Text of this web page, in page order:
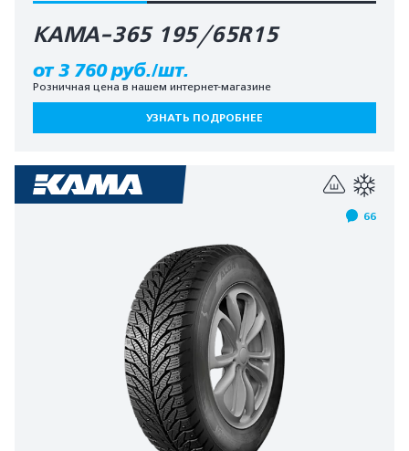
КАМА-365 195/65R15
от 3 760 руб./шт.
Розничная цена в нашем интернет-магазине
УЗНАТЬ ПОДРОБНЕЕ
66